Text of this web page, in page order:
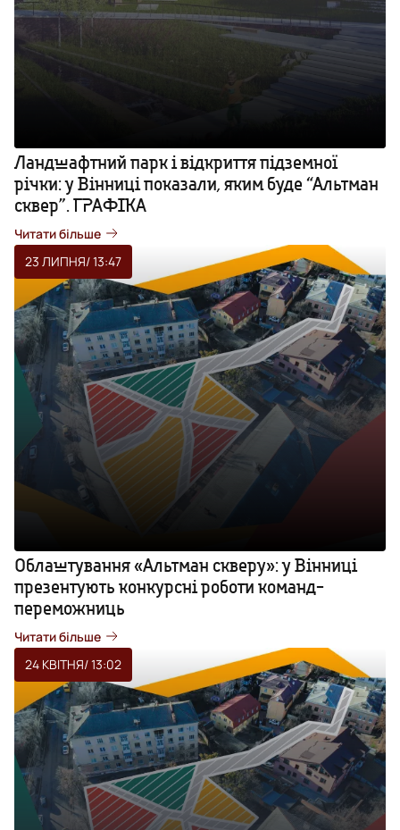
Ландшафтний парк і відкриття підземної
річки: у Вінниці показали, яким буде “Альтман
сквер”. ГРАФІКА
Читати більше
23 ЛИПНЯ/ 13:47
Облаштування «Альтман скверу»: у Вінниці
презентують конкурсні роботи команд-
переможниць
Читати більше
24 КВІТНЯ/ 13:02